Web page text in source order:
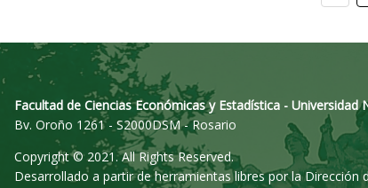
Facultad de Ciencias Económicas y Estadística - Universidad
Bv. Oroño 1261 - S2000DSM - Rosario
Copyright © 2021. All Rights Reserved.
Desarrollado a partir de herramientas libres por la Dirección